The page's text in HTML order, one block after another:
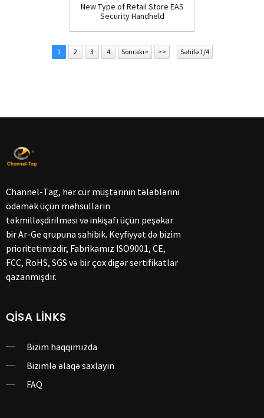
New Type of Retail Store EAS
Security Handheld
1 2 3 4 Sonrakı> >> Səhifə 1/4
Channel-Tag, hər cür müştərinin tələblərini
ödəmək üçün məhsulların
təkmilləşdirilməsi və inkişafı üçün peşəkar
bir Ar-Ge qrupuna sahibik. Keyfiyyət də bizim
prioritetimizdir, Fabrikamız ISO9001, CE,
FCC, RoHS, SGS və bir çox digər sertifikatlar
qazanmışdır.
QISA LINKS
Bizim haqqımızda
Bizimlə əlaqə saxlayın
FAQ